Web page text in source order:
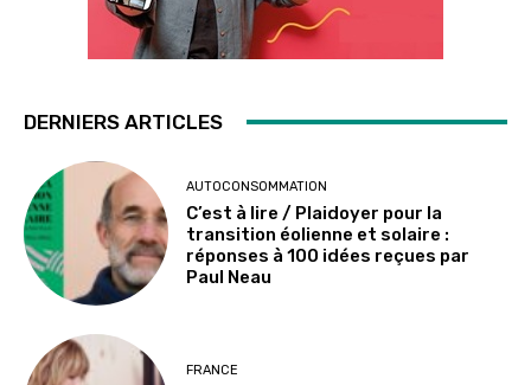
DERNIERS ARTICLES
AUTOCONSOMMATION
C’est à lire / Plaidoyer pour la
transition éolienne et solaire :
réponses à 100 idées reçues par
Paul Neau
FRANCE